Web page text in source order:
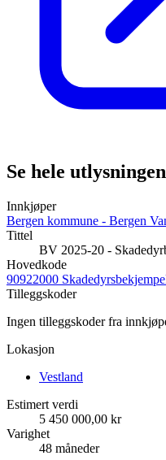
Se hele utlysningen
Innkjøper
Bergen kommune - Bergen
Tittel
BV 2025-20 -
Hovedkode
90922000
Tilleggskoder
Ingen tilleggskoder fra
Lokasjon
Vestland
Estimert verdi
5 450 000,00 kr
Varighet
48 måneder